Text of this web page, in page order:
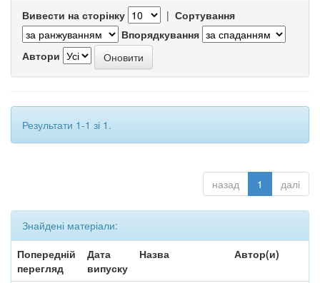
Вивести на сторінку | Сортування
Впорядкування
Автори
Результати 1-1 зі 1.
назад 1 далі
Знайдені матеріали:
Попередній
перегляд
Дата
випуску
Назва Автор(и)